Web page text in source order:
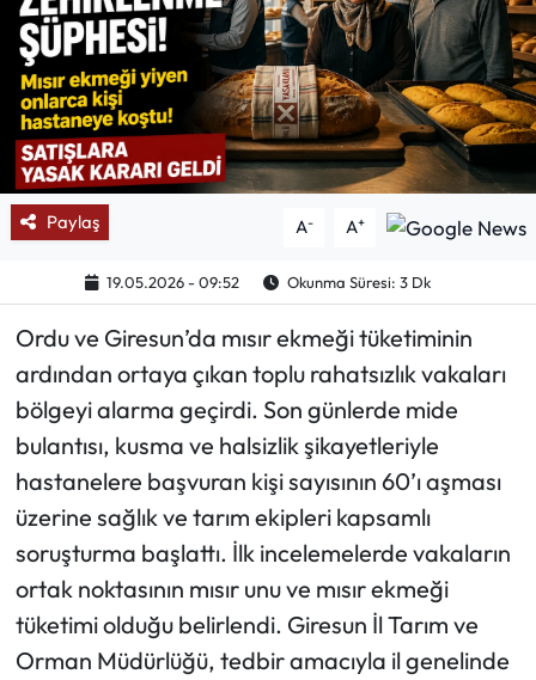
Paylaş A- A+
19.05.2026 - 09:52 Okunma Süresi: 3 Dk
Ordu ve Giresun’da mısır ekmeği tüketiminin
ardından ortaya çıkan toplu rahatsızlık vakaları
bölgeyi alarma geçirdi. Son günlerde mide
bulantısı, kusma ve halsizlik şikayetleriyle
hastanelere başvuran kişi sayısının 60’ı aşması
üzerine sağlık ve tarım ekipleri kapsamlı
soruşturma başlattı. İlk incelemelerde vakaların
ortak noktasının mısır unu ve mısır ekmeği
tüketimi olduğu belirlendi. Giresun İl Tarım ve
Orman Müdürlüğü, tedbir amacıyla il genelinde
Röportaj
Manşet
Köşe Yazıları
Karikatür Galeri
BIK
ASTROLOJİ
Spor Yazıları
Mektup Galeri
Ekonomi
Sağlık